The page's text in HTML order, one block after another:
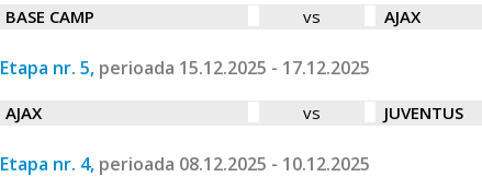
BASE CAMP vs AJAX
Etapa nr. 5, perioada 15.12.2025 - 17.12.2025
AJAX vs JUVENTUS
Etapa nr. 4, perioada 08.12.2025 - 10.12.2025